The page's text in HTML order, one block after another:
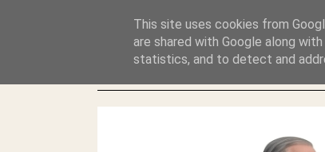
ΛΕΗΛΑΣΙΑ ΚΑΙ ΕΓΚΛΗΜΑ ?This site uses cookies from
are shared with Google along
statistics, and to detect and